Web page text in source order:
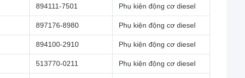
894111-7501 Phụ kiện động cơ diesel
897176-8980 Phụ kiện động cơ diesel
894100-2910 Phụ kiện động cơ diesel
513770-0211 Phụ kiện động cơ diesel